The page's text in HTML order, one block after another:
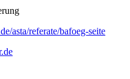
asta/referate/bafoeg-seite